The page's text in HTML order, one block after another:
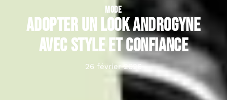
MODE
Adopter un look androgyne
avec style et confiance
26 février 2026